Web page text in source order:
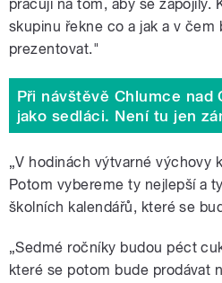
pracují na tom, aby se zapojily.
skupinu řekne co a jak a v čem
prezentovat."
Při návštěvě Chlumce nad
jako sedláci. Není tu jen
„V hodinách výtvarné výchovy
Potom vybereme ty nejlepší a
školních kalendářů, které se
„Sedmé ročníky budou péct
které se potom bude prodávat